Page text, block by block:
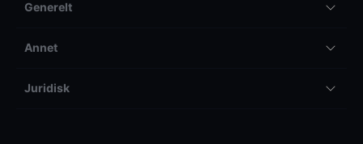
Generelt
Annet
Juridisk